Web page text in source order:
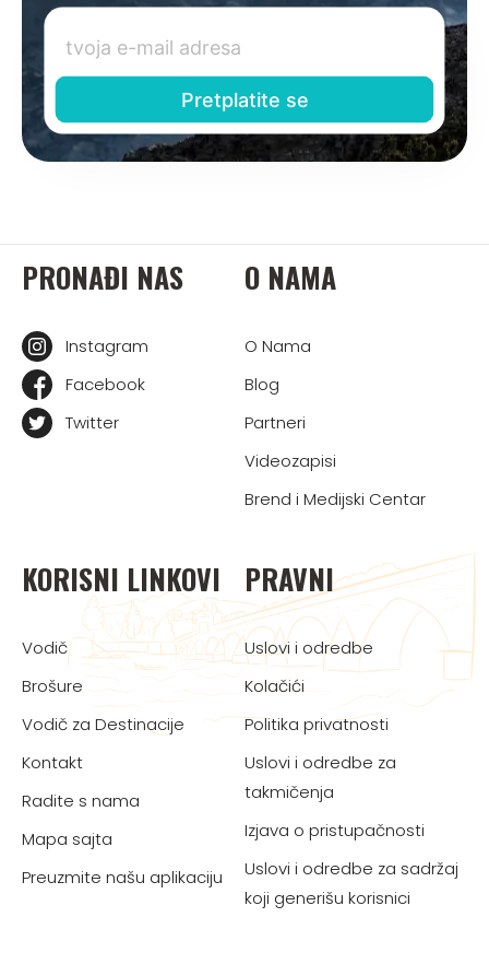
PRONAĐI NAS
Instagram
Facebook
Twitter
O NAMA
O Nama
Blog
Partneri
Videozapisi
Brend i Medijski Centar
KORISNI LINKOVI
Vodič
Brošure
Vodič za Destinacije
Kontakt
Radite s nama
Mapa sajta
Preuzmite našu aplikaciju
PRAVNI
Uslovi i odredbe
Kolačići
Politika privatnosti
Uslovi i odredbe za
takmičenja
Izjava o pristupačnosti
Uslovi i odredbe za sadržaj
koji generišu korisnici